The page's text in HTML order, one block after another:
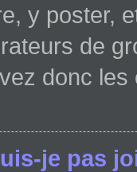
y poster,
de
donc les
je pas